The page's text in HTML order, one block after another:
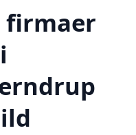
firmaer